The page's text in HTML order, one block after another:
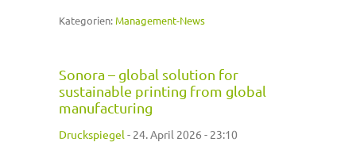
Kategorien: Management-News
Sonora – global solution for
sustainable printing from global
manufacturing
Druckspiegel - 24. April 2026 - 23:10